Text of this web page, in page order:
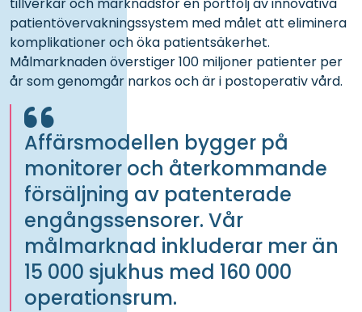
patientövervakningssystem med målet att eliminera
komplikationer och öka patientsäkerhet.
Målmarknaden överstiger 100 miljoner patienter per
år som genomgår narkos och är i postoperativ vård.
Affärsmodellen bygger på
monitorer och återkommande
försäljning av patenterade
engångssensorer. Vår
målmarknad inkluderar mer än
15 000 sjukhus med 160 000
operationsrum.